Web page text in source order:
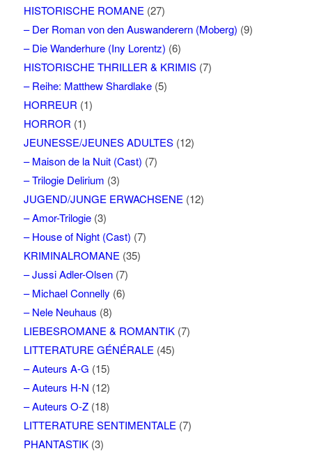
HISTORISCHE ROMANE(27)
– Der Roman von den Auswanderern (Moberg) (9)
– Die Wanderhure (Iny Lorentz) (6)
HISTORISCHE THRILLER & KRIMIS(7)
– Reihe: Matthew Shardlake(5)
HORREUR (1)
HORROR (1)
JEUNESSE/JEUNES ADULTES(12)
– Maison de la Nuit (Cast) (7)
– Trilogie Delirium (3)
JUGEND/JUNGE ERWACHSENE(12)
– Amor-Trilogie(3)
– House of Night (Cast) (7)
KRIMINALROMANE(35)
– Jussi Adler-Olsen(7)
– Michael Connelly (6)
– Nele Neuhaus (8)
LIEBESROMANE & ROMANTIK(7)
LITTERATURE GÉNÉRALE(45)
– Auteurs A-G (15)
– Auteurs H-N (12)
– Auteurs O-Z(18)
LITTERATURE SENTIMENTALE(7)
PHANTASTIK(3)